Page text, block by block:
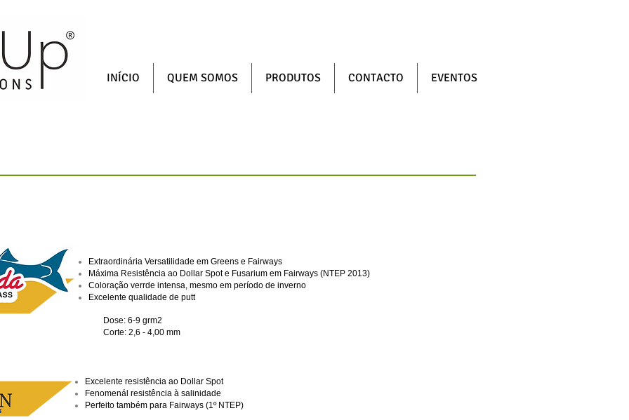
INÍCIO QUEM SOMOS PRODUTOS CONTACTO EVENTOS
Extraordinária Versatilidade em Greens e Fairways
Máxima Resistência ao Dollar Spot e Fusarium em Fairways (NTEP 2013)
Coloração verrde intensa, mesmo em período de inverno
Excelente qualidade de putt
Dose: 6-9 grm2
Corte: 2,6 - 4,00 mm
Excelente resistência ao Dollar Spot
Fenomenál resistência à salinidade
Perfeito também para Fairways (1º NTEP)